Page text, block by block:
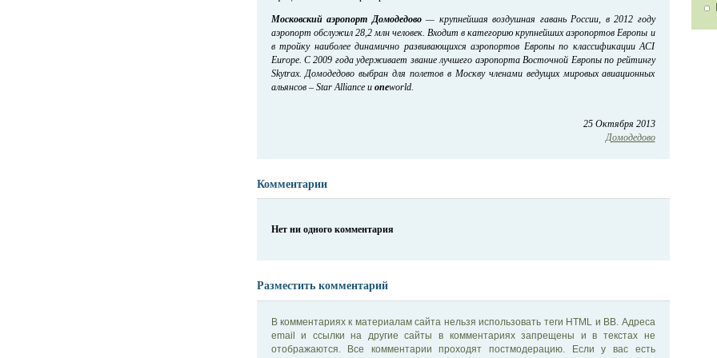
Московский аэропорт Домодедово— крупнейшая воздушная гавань России, в 2012 году
аэропорт обслужил 28,2 млн человек. Входит в категорию крупнейших аэропортов Европы и
в тройку наиболее динамично развивающихся аэропортов Европы по классификации ACI
Europe. С 2009 года удерживает звание лучшего аэропорта Восточной Европы по рейтингу
Skytrax. Домодедово выбран для полетов в Москву членами ведущих мировых авиационных
альянсов – Star Alliance иoneworld.
25 Октября 2013
Домодедово
Комментарии
Нет ни одного комментария
Разместить комментарий
В комментариях к материалам сайта нельзя использовать теги HTML и BB. Адреса
email и ссылки на другие сайты в комментариях запрещены и в текстах не
отображаются. Все комментарии проходят постмодерацию. Если у вас есть